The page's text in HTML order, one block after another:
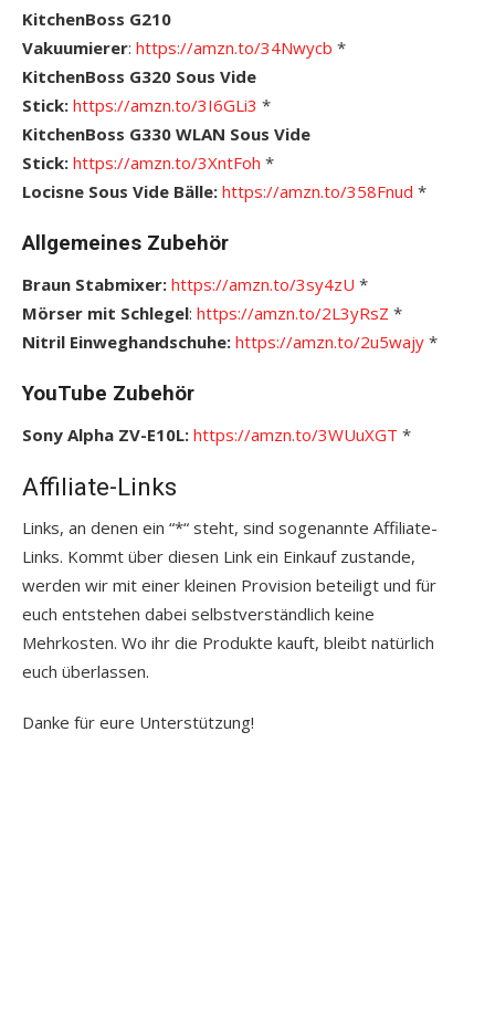
KitchenBoss G210
Vakuumierer: https://amzn.to/34Nwycb *
KitchenBoss G320 Sous Vide
Stick: https://amzn.to/3I6GLi3 *
KitchenBoss G330 WLAN Sous Vide
Stick: https://amzn.to/3XntFoh *
Locisne Sous Vide Bälle: https://amzn.to/358Fnud *
Allgemeines Zubehör
Braun Stabmixer: https://amzn.to/3sy4zU *
Mörser mit Schlegel: https://amzn.to/2L3yRsZ *
Nitril Einweghandschuhe: https://amzn.to/2u5wajy *
YouTube Zubehör
Sony Alpha ZV-E10L: https://amzn.to/3WUuXGT *
Affiliate-Links
Links, an denen ein “*“ steht, sind sogenannte Affiliate-
Links. Kommt über diesen Link ein Einkauf zustande,
werden wir mit einer kleinen Provision beteiligt und für
euch entstehen dabei selbstverständlich keine
Mehrkosten. Wo ihr die Produkte kauft, bleibt natürlich
euch überlassen.
Danke für eure Unterstützung!